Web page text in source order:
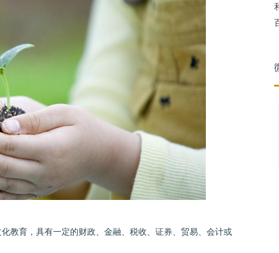
育，具有一定的财政、金融、税收、证券、贸易、会计或